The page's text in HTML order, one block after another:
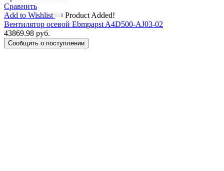
Сравнить
Add to Wishlist
Product Added!
Вентилятор осевой Ebmpapst A4D500-AJ03-02
43869.98 руб.
Сообщить о поступлении